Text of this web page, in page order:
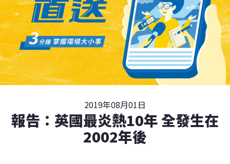
2019年08月01日
報告：英國最炎熱10年 全發生在
2002年後